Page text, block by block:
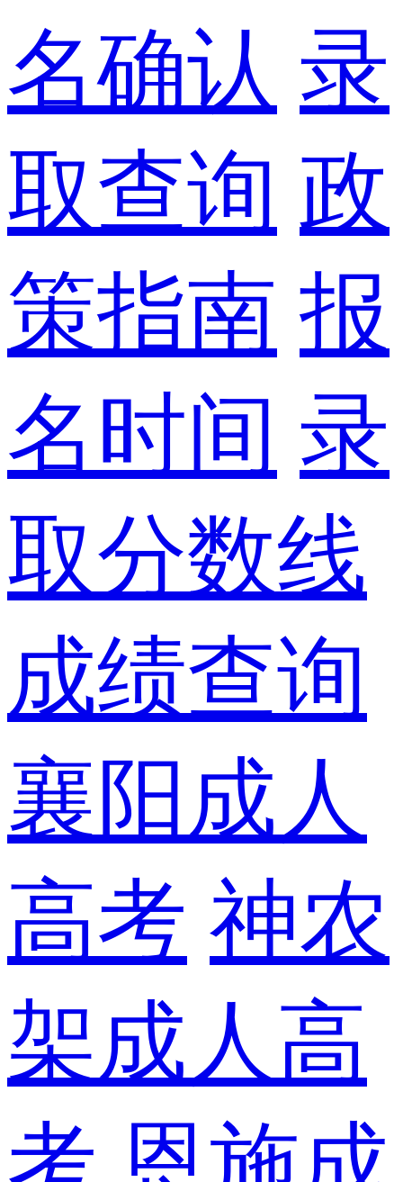
名确认 录
取查询 政
策指南 报
名时间 录
取分数线
成绩查询
襄阳成人
高考 神农
架成人高